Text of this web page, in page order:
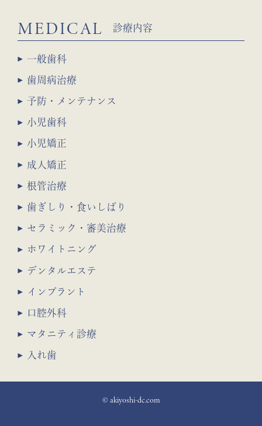
MEDICAL 診療内容
一般歯科
セラミック・審美治療
歯周病治療
ホワイトニング
予防・メンテナンス
デンタルエステ
小児歯科
インプラント
小児矯正
口腔外科
成人矯正
マタニティ診療
根管治療
入れ歯
歯ぎしり・食いしばり
© akiyoshi-dc.com